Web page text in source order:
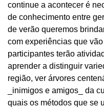
continue a acontecer é
de conhecimento entre
de verão queremos
com experiências que
participantes terão
aprender a distinguir
região, ver árvores
_inimigos e amigos_ da
quais os métodos que se